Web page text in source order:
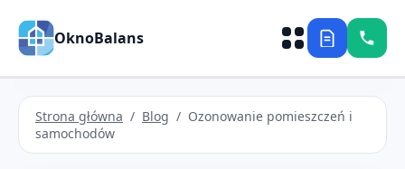
OknoBalans
Strona główna / Blog / Ozonowanie pomieszczeń i
samochodów